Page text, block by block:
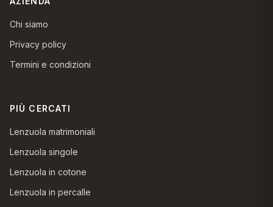
Chi siamo
Privacy policy
Termini e condizioni
PIÙ CERCATI
Lenzuola matrimoniali
Lenzuola singole
Lenzuola in cotone
Lenzuola in percalle